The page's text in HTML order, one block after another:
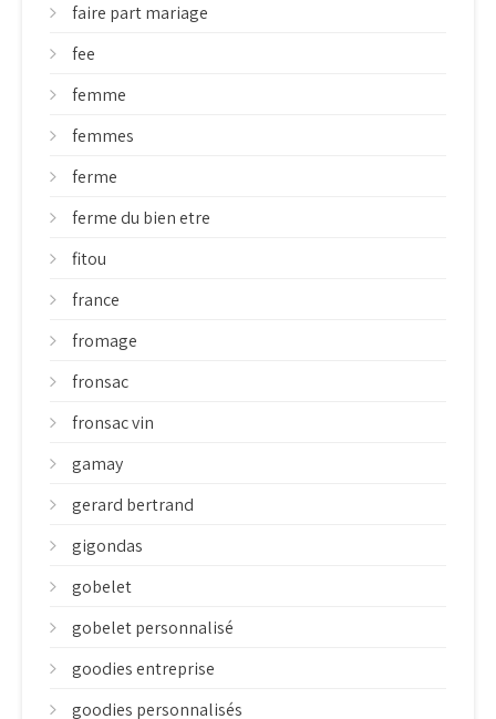
faire part mariage
fee
femme
femmes
ferme
ferme du bien etre
fitou
france
fromage
fronsac
fronsac vin
gamay
gerard bertrand
gigondas
gobelet
gobelet personnalisé
goodies entreprise
goodies personnalisés